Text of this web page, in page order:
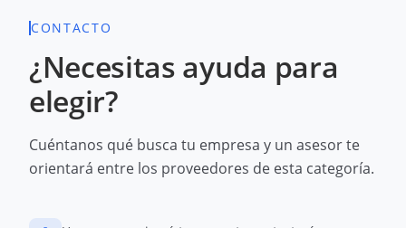
CONTACTO
¿Necesitas ayuda para
elegir?
Cuéntanos qué busca tu empresa y un asesor te
orientará entre los proveedores de esta categoría.